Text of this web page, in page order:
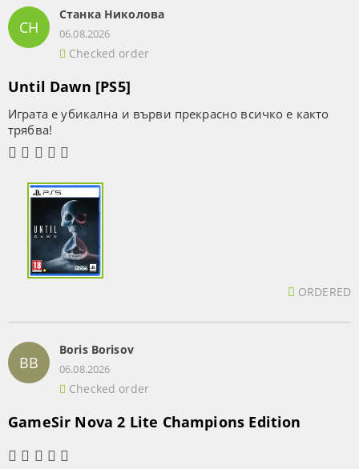
СН
Станка Николова
06.08.2026
Checked order
Until Dawn [PS5]
Играта е убикална и върви прекрасно всичко е както
трябва!
ORDERED
BB
Boris Borisov
06.08.2026
Checked order
GameSir Nova 2 Lite Champions Edition